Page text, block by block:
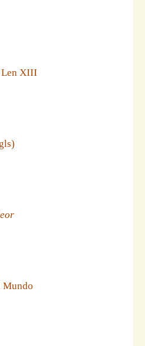
Len XIII
Mundo